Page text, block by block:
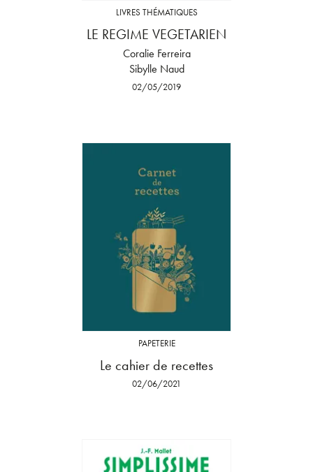
LIVRES THÉMATIQUES
LE REGIME VEGETARIEN
Coralie Ferreira
Sibylle Naud
02/05/2019
PAPETERIE
Le cahier de recettes
02/06/2021